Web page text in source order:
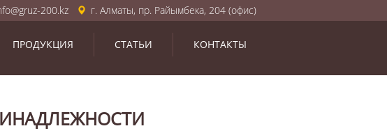
200.kz г. Алматы, пр. Райымбека, 204 (офис)
ПРОДУКЦИЯ СТАТЬИ КОНТАКТЫ